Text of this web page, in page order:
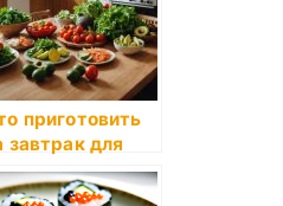
приготовить
завтрак для